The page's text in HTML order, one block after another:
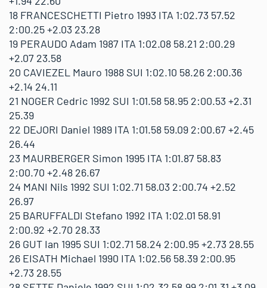
18 FRANCESCHETTI Pietro 1993 ITA 1:02.73 57.52
2:00.25 +2.03 23.28
19 PERAUDO Adam 1987 ITA 1:02.08 58.21 2:00.29
+2.07 23.58
20 CAVIEZEL Mauro 1988 SUI 1:02.10 58.26 2:00.36
+2.14 24.11
21 NOGER Cedric 1992 SUI 1:01.58 58.95 2:00.53 +2.31
25.39
22 DEJORI Daniel 1989 ITA 1:01.58 59.09 2:00.67 +2.45
26.44
23 MAURBERGER Simon 1995 ITA 1:01.87 58.83
2:00.70 +2.48 26.67
24 MANI Nils 1992 SUI 1:02.71 58.03 2:00.74 +2.52
26.97
25 BARUFFALDI Stefano 1992 ITA 1:02.01 58.91
2:00.92 +2.70 28.33
26 GUT Ian 1995 SUI 1:02.71 58.24 2:00.95 +2.73 28.55
26 EISATH Michael 1990 ITA 1:02.56 58.39 2:00.95
+2.73 28.55